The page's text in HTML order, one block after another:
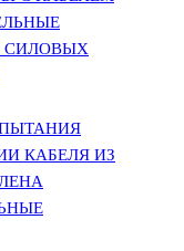
СИЛОВЫХ
КАБЕЛЯ ИЗ